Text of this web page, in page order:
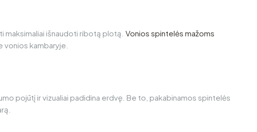
išnaudoti ribotą plotą. Vonios spintelės mažoms
vonios kambaryje.
pojūtį ir vizualiai padidina erdvę. Be to, pakabinamos spintelės